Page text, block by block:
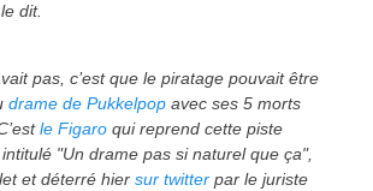
dit.
pas, c’est que le piratage pouvait être
drame de Pukkelpop avec ses 5 morts
le Figaroqui reprend cette piste
"Un drame pas si naturel que ça",
et déterré hier sur twitterpar le juriste